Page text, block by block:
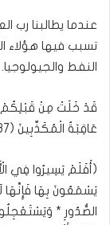
عندما يطالبنا رب
تسبب فيها هؤلاء
النفط والجيولوجيا.
قَدْ خَلَتْ مِنْ قَبْلِكُمْ
عَاقِبَةُ الْمُكَذِّبِينَ (137) آل عمران
(أَفَلَمْ يَسِيرُوا فِي
يَسْمَعُونَ بِهَا فَإِنَّهَا
الصُّدُورِ *